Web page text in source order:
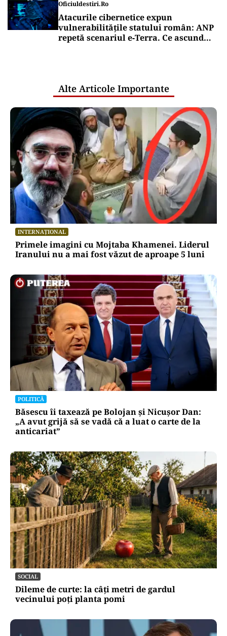
SĂNĂTATE
Cât costă să-ți salvezi câinele sau
pisica în România
piața valutară fără să consulte BCE
Puterea Financiara
Vin scumpirile la energie: cum ar
putea arăta facturile românilor din
această toamnă
Oficiuldestiri.ro
Atacurile cibernetice expun
vulnerabilitățile statului român: ANP
repetă scenariul e‑Terra. Ce ascund
comunicările oficiale și cine răspunde
pentru mentenanța IT a instituțiilor
publice
Alte Articole Importante
INTERNAȚIONAL
Primele imagini cu Mojtaba Khamenei. Liderul
Iranului nu a mai fost văzut de aproape 5 luni
POLITICĂ
Băsescu îi taxează pe Bolojan și Nicușor Dan:
„A avut grijă să se vadă că a luat o carte de la
anticariat”